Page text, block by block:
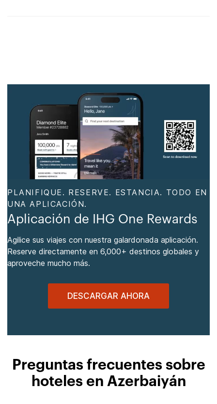
PLANIFIQUE. RESERVE. ESTANCIA. TODO EN
UNA APLICACIÓN.
Aplicación de IHG One Rewards
Agilice sus viajes con nuestra galardonada aplicación.
Reserve directamente en 6,000+ destinos globales y
aproveche mucho más.
DESCARGAR AHORA
Preguntas frecuentes sobre
hoteles en Azerbaiyán